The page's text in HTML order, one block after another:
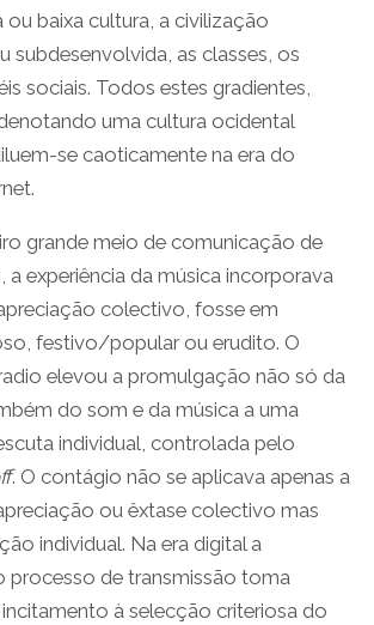
ou baixa cultura, a civilização
subdesenvolvida, as classes, os
sociais. Todos estes gradientes,
uma cultura ocidental
se caoticamente na era do
grande meio de comunicação de
a experiência da música incorporava
colectivo, fosse em
festivo/popular ou erudito. O
elevou a promulgação não só da
do som e da música a uma
individual, controlada pelo
. O contágio não se aplicava apenas a
ou êxtase colectivo mas
individual. Na era digital a
processo de transmissão toma
à selecção criteriosa do